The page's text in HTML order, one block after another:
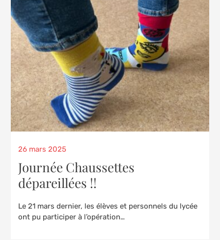
Posted
26 mars 2025
Journée Chaussettes
dépareillées !!
Le 21 mars dernier, les élèves et personnels du lycée
ont pu participer à l’opération…